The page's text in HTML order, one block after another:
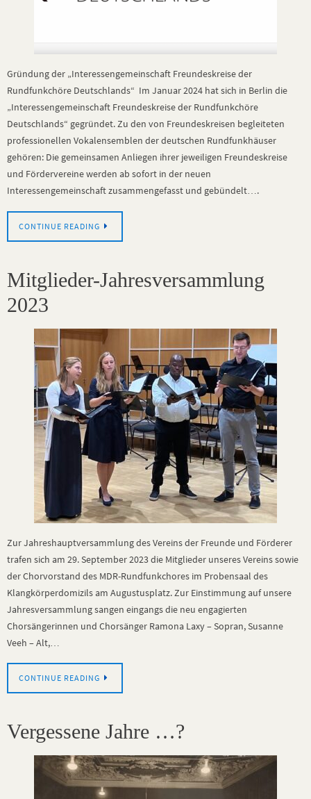
Gründung der „Interessengemeinschaft Freundeskreise der
Rundfunkchöre Deutschlands“ Im Januar 2024 hat sich in Berlin die
„Interessengemeinschaft Freundeskreise der Rundfunkchöre
Deutschlands“ gegründet. Zu den von Freundeskreisen begleiteten
professionellen Vokalensemblen der deutschen Rundfunkhäuser
gehören: Die gemeinsamen Anliegen ihrer jeweiligen Freundeskreise
und Fördervereine werden ab sofort in der neuen
Interessengemeinschaft zusammengefasst und gebündelt….
CONTINUE READING
Mitglieder-Jahresversammlung
2023
Zur Jahreshauptversammlung des Vereins der Freunde und Förderer
trafen sich am 29. September 2023 die Mitglieder unseres Vereins sowie
der Chorvorstand des MDR-Rundfunkchores im Probensaal des
Klangkörperdomizils am Augustusplatz. Zur Einstimmung auf unsere
Jahresversammlung sangen eingangs die neu engagierten
Chorsängerinnen und Chorsänger Ramona Laxy – Sopran, Susanne
Veeh – Alt,…
CONTINUE READING
Vergessene Jahre …?